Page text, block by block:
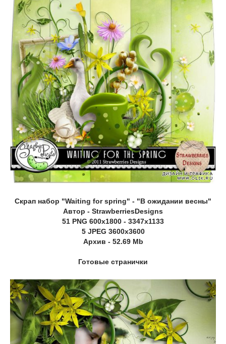
Скрап набор "Waiting for spring" - "В ожидании весны"
Автор - StrawberriesDesigns
51 PNG 600х1800 - 3347х1133
5 JPEG 3600x3600
Архив - 52.69 Mb
Готовые странички